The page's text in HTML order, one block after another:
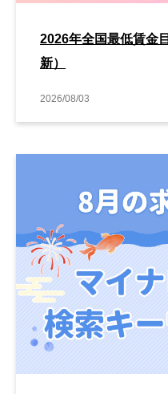
2026年全国最低賃金
新）
2026/08/03